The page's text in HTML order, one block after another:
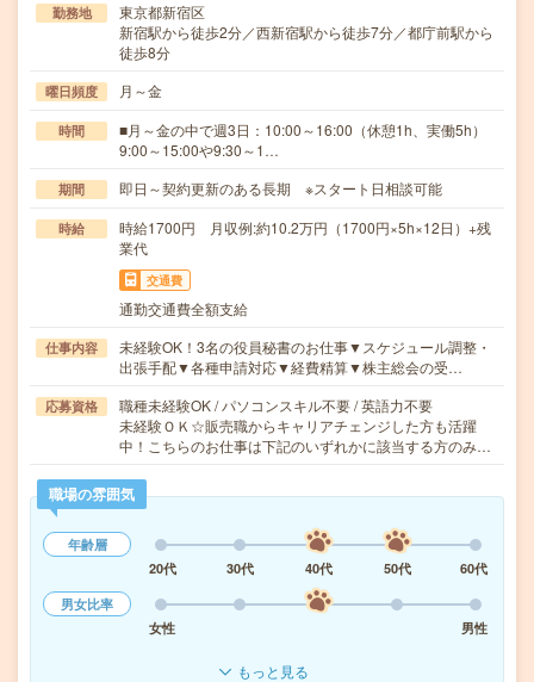
勤務地
東京都新宿区
新宿駅から徒歩2分／西新宿駅から徒歩7分／都庁前駅から
徒歩8分
曜日頻度 月～金
時間
■月～金の中で週3日：10:00～16:00（休憩1h、実働5h）
9:00～15:00や9:30～1…
期間 即日～契約更新のある長期 ※スタート日相談可能
時給
時給1700円 月収例:約10.2万円（1700円×5h×12日）+残
業代
交通費
通勤交通費全額支給
仕事内容
未経験OK！3名の役員秘書のお仕事▼スケジュール調整・
出張手配▼各種申請対応▼経費精算▼株主総会の受…
応募資格
職種未経験OK / パソコンスキル不要 / 英語力不要
未経験ＯＫ☆販売職からキャリアチェンジした方も活躍
中！こちらのお仕事は下記のいずれかに該当する方のみ…
職場の雰囲気
年齢層
20代
30代 40代 50代
60代
男女比率
女性
男性
もっと見る